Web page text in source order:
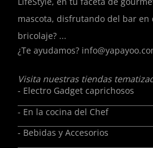
mascota, disfrutando del bar en
bricolaje? ...
¿Te ayudamos?
Visita nuestras tiendas
- Electro Gadget caprichosos
- En la cocina del Chef
- Bebidas y Accesorios